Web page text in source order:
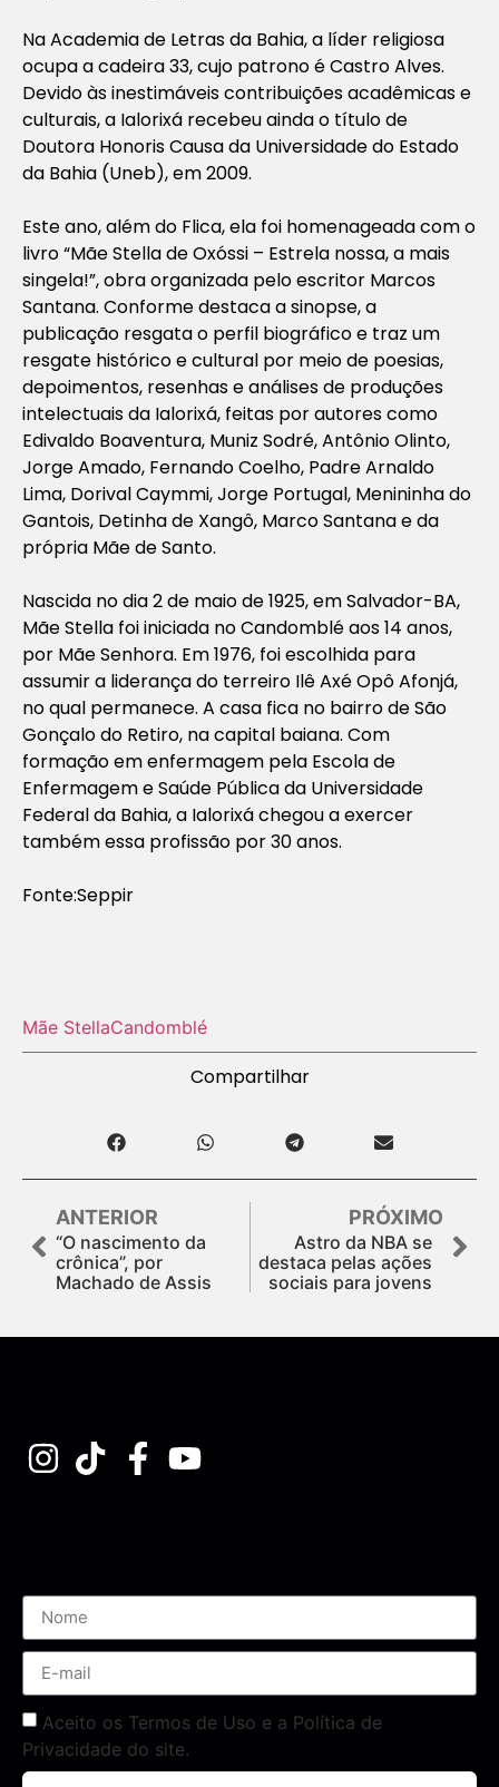
Na Academia de Letras da Bahia, a líder religiosa
ocupa a cadeira 33, cujo patrono é Castro Alves.
Devido às inestimáveis contribuições acadêmicas e
culturais, a Ialorixá recebeu ainda o título de
Doutora Honoris Causa da Universidade do Estado
da Bahia (Uneb), em 2009.
Este ano, além do Flica, ela foi homenageada com o
livro “Mãe Stella de Oxóssi – Estrela nossa, a mais
singela!”, obra organizada pelo escritor Marcos
Santana. Conforme destaca a sinopse, a
publicação resgata o perfil biográfico e traz um
resgate histórico e cultural por meio de poesias,
depoimentos, resenhas e análises de produções
intelectuais da Ialorixá, feitas por autores como
Edivaldo Boaventura, Muniz Sodré, Antônio Olinto,
Jorge Amado, Fernando Coelho, Padre Arnaldo
Lima, Dorival Caymmi, Jorge Portugal, Menininha do
Gantois, Detinha de Xangô, Marco Santana e da
própria Mãe de Santo.
Nascida no dia 2 de maio de 1925, em Salvador-BA,
Mãe Stella foi iniciada no Candomblé aos 14 anos,
por Mãe Senhora. Em 1976, foi escolhida para
assumir a liderança do terreiro Ilê Axé Opô Afonjá,
no qual permanece. A casa fica no bairro de São
Gonçalo do Retiro, na capital baiana. Com
formação em enfermagem pela Escola de
Enfermagem e Saúde Pública da Universidade
Federal da Bahia, a Ialorixá chegou a exercer
também essa profissão por 30 anos.
Fonte:Seppir
Mãe StellaCandomblé
Compartilhar
ANTERIOR
“O nascimento da
crônica”, por
Machado de Assis
PRÓXIMO
Astro da NBA se
destaca pelas ações
sociais para jovens
Aceito os Termos de Uso e a Política de
Privacidade do site.